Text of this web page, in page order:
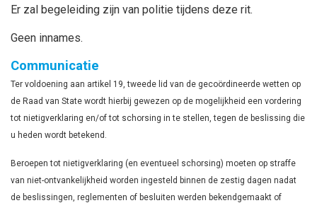
Er zal begeleiding zijn van politie tijdens deze rit.
Geen innames.
Communicatie
Ter voldoening aan artikel 19, tweede lid van de gecoördineerde wetten op
de Raad van State wordt hierbij gewezen op de mogelijkheid een vordering
tot nietigverklaring en/of tot schorsing in te stellen, tegen de beslissing die
u heden wordt betekend.
Beroepen tot nietigverklaring (en eventueel schorsing) moeten op straffe
van niet-ontvankelijkheid worden ingesteld binnen de zestig dagen nadat
de beslissingen, reglementen of besluiten werden bekendgemaakt of